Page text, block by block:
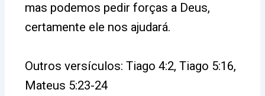
mas podemos pedir forças a Deus,
certamente ele nos ajudará.
Outros versículos: Tiago 4:2, Tiago 5:16,
Mateus 5:23-24